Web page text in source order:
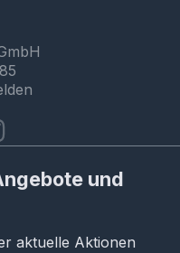
und
aktuelle Aktionen